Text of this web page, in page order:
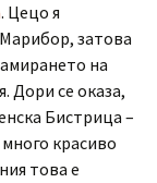
. Цецо я
затова
на
Дори се оказа,
Бистрица –
красиво
това е